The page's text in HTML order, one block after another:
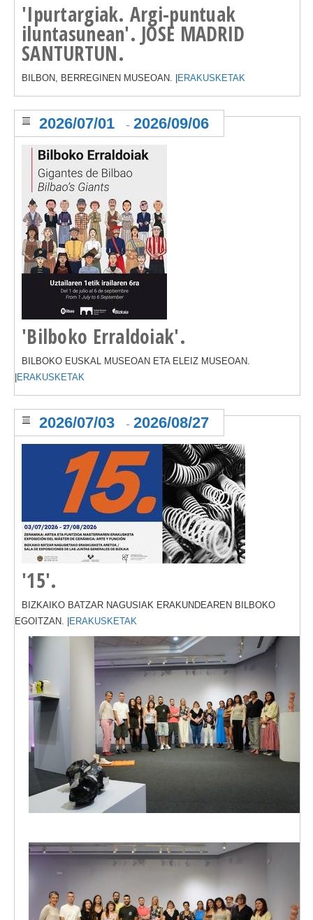
'Ipurtargiak. Argi-puntuak
iluntasunean'. JOSE MADRID
SANTURTUN.
BILBON, BERREGINEN MUSEOAN. | ERAKUSKETAK
'Bilboko Erraldoiak'.
2026/07/01 - 2026/09/06
BILBOKO EUSKAL MUSEOAN ETA ELEIZ MUSEOAN.
ERAKUSKETAK
'15'.
2026/07/03 - 2026/08/27
BIZKAIKO BATZAR NAGUSIAK ERAKUNDEAREN BILBOKO
EGOITZAN. |
ERAKUSKETAK